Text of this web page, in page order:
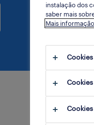
instalação dos
saber mais
Mais informação